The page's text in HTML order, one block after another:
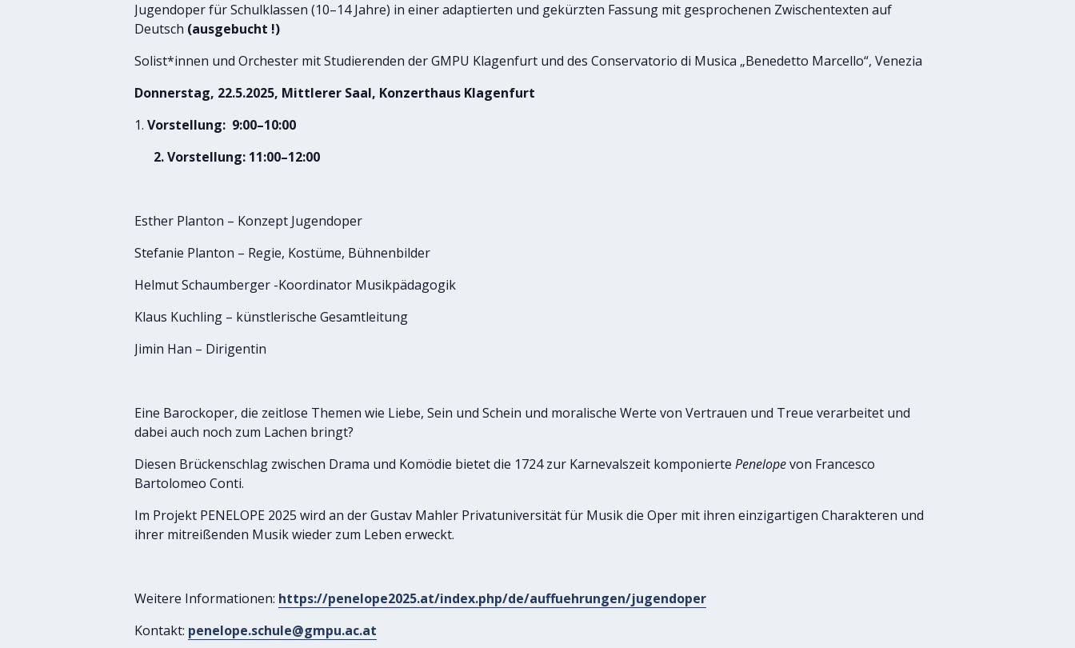
Jugendoper für Schulklassen (10–14 Jahre) in einer adaptierten und gekürzten Fassung mit gesprochenen Zwischentexten auf
Deutsch (ausgebucht !)
Solist*innen und Orchester mit Studierenden der GMPU Klagenfurt und des Conservatorio di Musica „Benedetto Marcello“, Venezia
Donnerstag, 22.5.2025, Mittlerer Saal, Konzerthaus Klagenfurt
Vorstellung: 9:00–10:00
2. Vorstellung: 11:00–12:00
Esther Planton – Konzept Jugendoper
Stefanie Planton – Regie, Kostüme, Bühnenbilder
Helmut Schaumberger -Koordinator Musikpädagogik
Klaus Kuchling – künstlerische Gesamtleitung
Jimin Han – Dirigentin
Eine Barockoper, die zeitlose Themen wie Liebe, Sein und Schein und moralische Werte von Vertrauen und Treue verarbeitet und
dabei auch noch zum Lachen bringt?
Diesen Brückenschlag zwischen Drama und Komödie bietet die 1724 zur Karnevalszeit komponierte Penelopevon Francesco
Bartolomeo Conti.
Im Projekt PENELOPE 2025 wird an der Gustav Mahler Privatuniversität für Musik die Oper mit ihren einzigartigen Charakteren und
ihrer mitreißenden Musik wieder zum Leben erweckt.
Weitere Informationen: https://penelope2025.at/index.php/de/auffuehrungen/jugendoper
Kontakt: penelope.schule@gmpu.ac.at